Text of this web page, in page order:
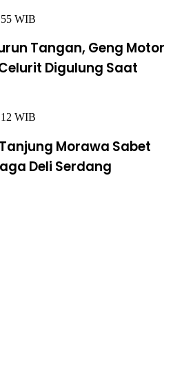
WIB
Tangan, Geng Motor
Digulung Saat
WIB
Morawa Sabet
Deli Serdang